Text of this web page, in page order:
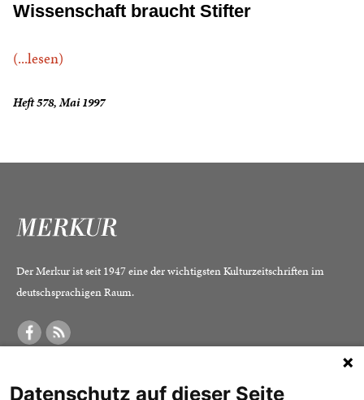
Wissenschaft braucht Stifter
(...lesen)
Heft 578, Mai 1997
Der Merkur ist seit 1947 eine der wichtigsten Kulturzeitschriften im
deutschsprachigen Raum.
Was ist der Merkur? Alle Abos im Überblick Impressum
Datenschutz auf dieser Seite